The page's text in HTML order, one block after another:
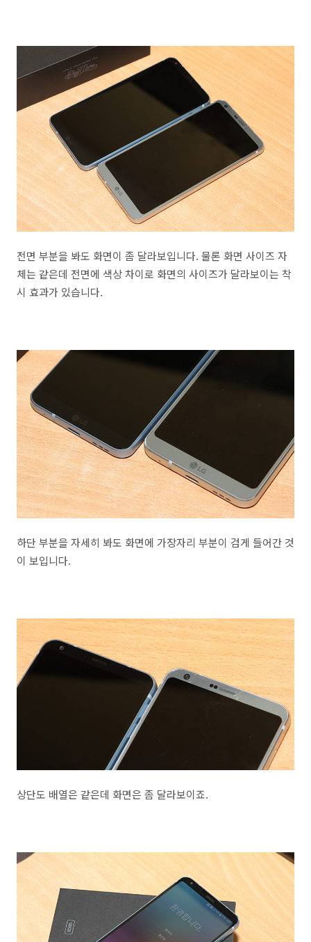
전면 부분을 봐도 화면이 좀 달라보입니다. 물론 화면 사이즈 자
체는 같은데 전면에 색상 차이로 화면의 사이즈가 달라보이는 착
시 효과가 있습니다.
하단 부분을 자세히 봐도 화면에 가장자리 부분이 검게 들어간 것
이 보입니다.
상단도 배열은 같은데 화면은 좀 달라보이죠.